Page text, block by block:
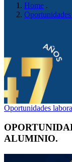
Home .
Oportunidades
ALUMINIO.